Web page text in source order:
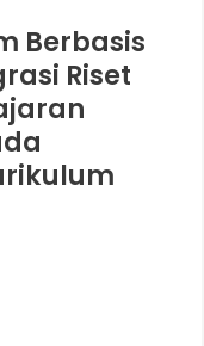
Berbasis
Riset